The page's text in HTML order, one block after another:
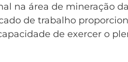
na área de mineração
de trabalho
de exercer o